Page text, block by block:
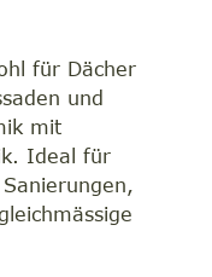
für Dächer
und
mit
Ideal für